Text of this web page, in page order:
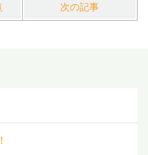
次の記事